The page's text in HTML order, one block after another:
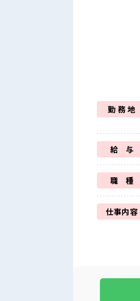
勤 務 地
給 与
職 種
仕事内容